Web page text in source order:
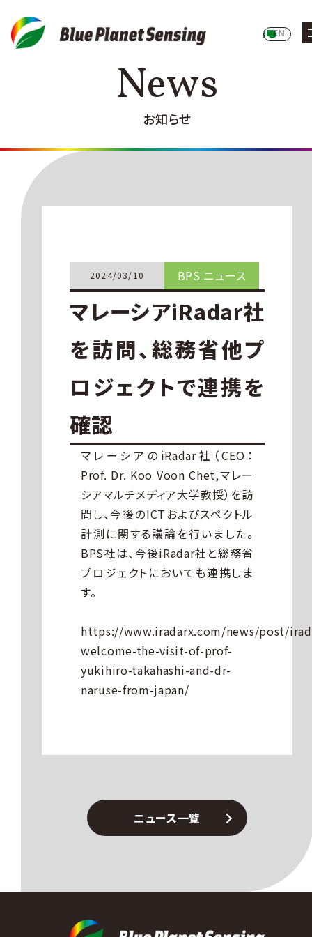
JPEN
News
お知らせ
2024/03/10 BPS ニュース
マレーシアiRadar社
を訪問、総務省他プ
ロジェクトで連携を
確認
マレーシアのiRadar社（CEO：
Prof. Dr. Koo Voon Chet,マレー
シアマルチメディア大学教授）を訪
問し、今後のICTおよびスペクトル
計測に関する議論を行いました。
BPS社は、今後iRadar社と総務省
プロジェクトにおいても連携しま
す。
https://www.iradarx.com/news/post/
welcome-the-visit-of-prof-
yukihiro-takahashi-and-dr-
naruse-from-japan/
ニュース一覧